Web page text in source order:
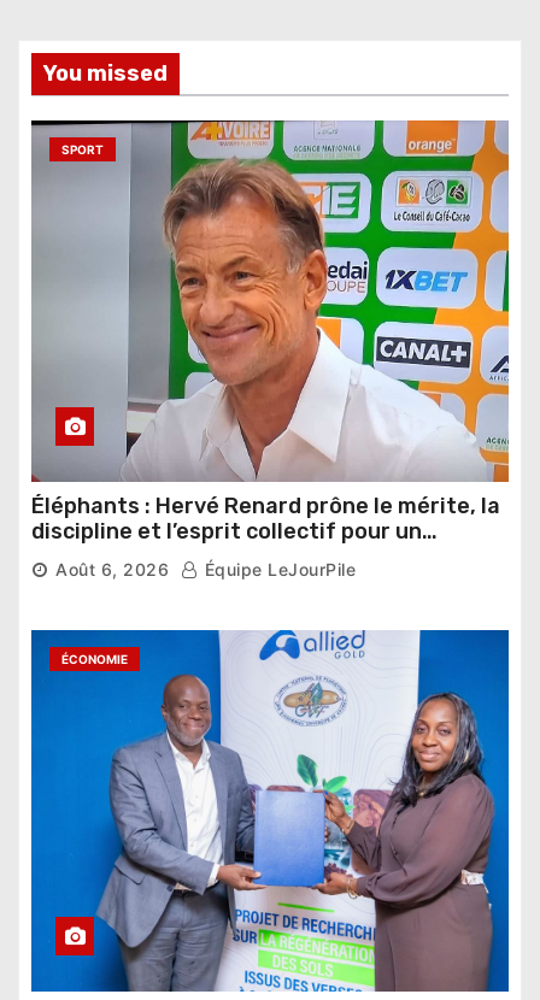
You missed
SPORT
Éléphants : Hervé Renard prône le mérite, la
discipline et l’esprit collectif pour un
nouveau départ
Août 6, 2026 Équipe LeJourPile
ÉCONOMIE